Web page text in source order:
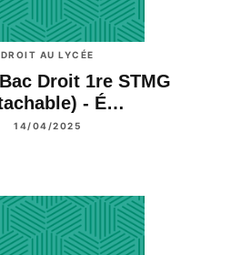
DROIT AU LYCÉE
Droit 1re STMG
- É…
14/04/2025